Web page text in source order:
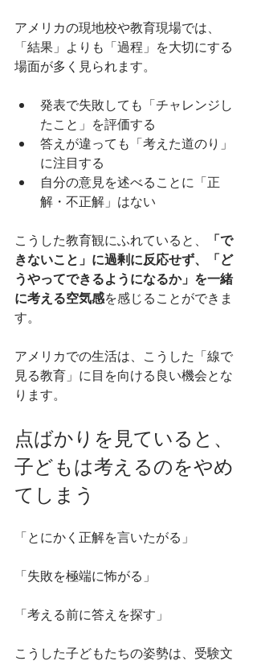
アメリカの現地校や教育現場では、
「結果」よりも「過程」を大切にする
場面が多く見られます。
発表で失敗しても「チャレンジし
たこと」を評価する
答えが違っても「考えた道のり」
に注目する
自分の意見を述べることに「正
解・不正解」はない
こうした教育観にふれていると、
「で
きないこと」に過剰に反応せず、「ど
うやってできるようになるか」を一緒
に考える空気感を感じることができま
す。
アメリカでの生活は、こうした「線で
見る教育」に目を向ける良い機会とな
ります。
点ばかりを見ていると、
子どもは考えるのをやめ
てしまう
「とにかく正解を言いたがる」
「失敗を極端に怖がる」
「考える前に答えを探す」
こうした子どもたちの姿勢は、受験文